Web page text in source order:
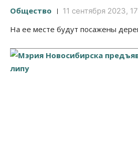
Общество 11 сентября 2023,
На ее месте будут посажены